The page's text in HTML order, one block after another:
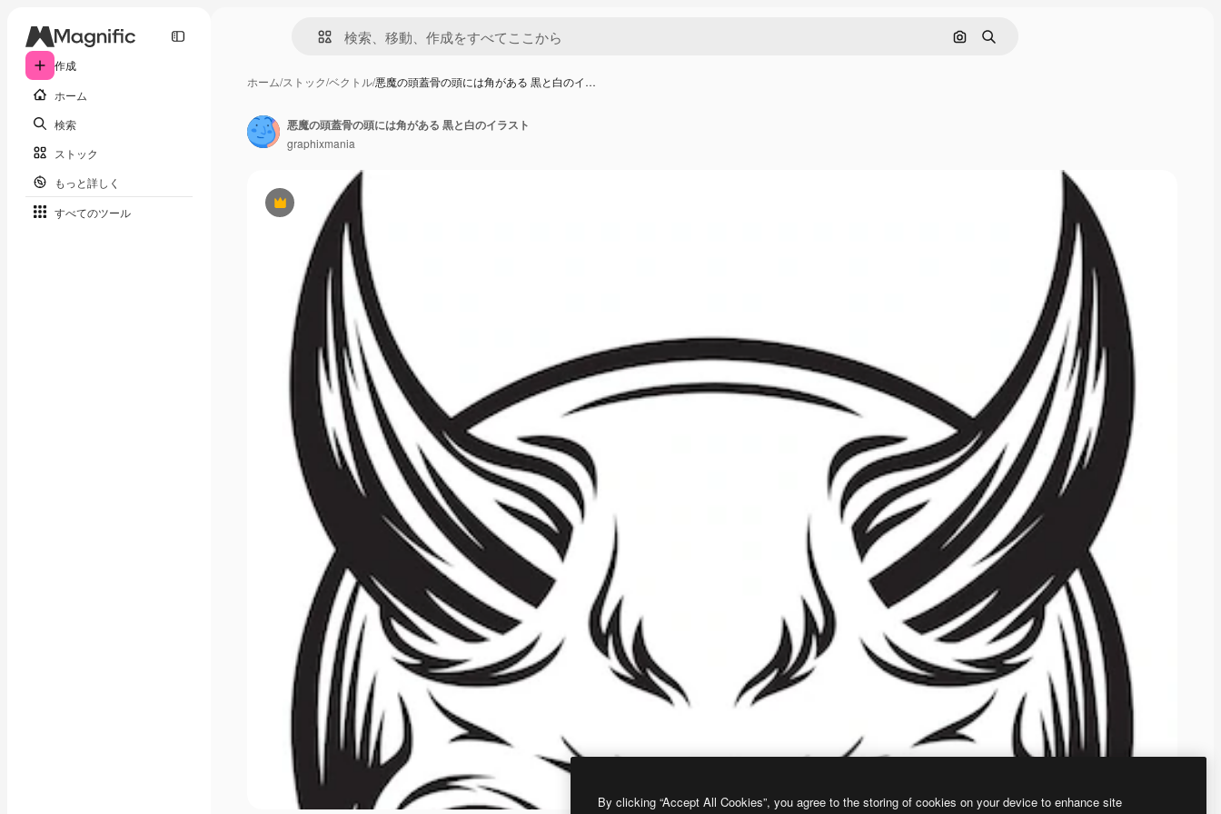
作成
ホーム
検索
ストック
もっと詳しく
すべてのツール
画像で検索
検索
ホーム/ストック/ベクトル/悪魔の頭蓋骨の頭には角がある 黒と白のイ…
Premium
悪魔の頭蓋骨の頭には角がある 黒と白のイラスト
graphixmania
By clicking “Accept All Cookies”, you agree to the storing of cookies on your device to enhance site